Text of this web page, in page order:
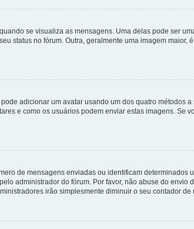
se visualiza as mensagens. Uma delas pode ser
status no fórum. Outra, geralmente uma imagem
adicionar um avatar usando um dos quatro métodos
e como os usuários podem enviar estas imagens. Se
de mensagens enviadas ou identificam
administrador do fórum. Por favor, não abuse do
irão simplesmente diminuir o seu contador de